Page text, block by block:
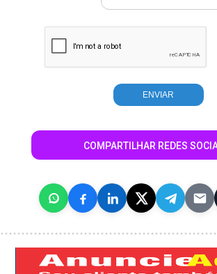
COMPARTILHAR REDES